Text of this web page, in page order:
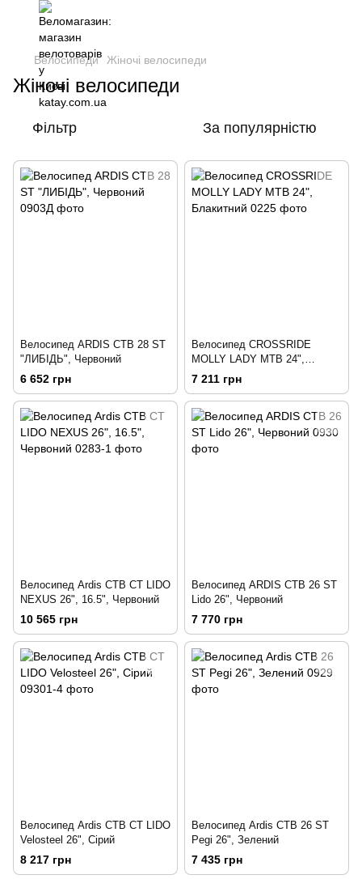
Велосипеди Жіночі велосипеди
Жіночі велосипеди
Фільтр За популярністю
Велосипед ARDIS CTB 28 ST
"ЛИБІДЬ", Червоний
6 652 грн
Велосипед CROSSRIDE
MOLLY LADY MTB 24",
Блакитний
7 211 грн
Велосипед Ardis CTB CT LIDO
NEXUS 26", 16.5", Червоний
10 565 грн
Велосипед ARDIS CTB 26 ST
Lido 26", Червоний
7 770 грн
Велосипед Ardis CTB CT LIDO
Velosteel 26", Сірий
8 217 грн
Велосипед Ardis CTB 26 ST
Pegi 26", Зелений
7 435 грн